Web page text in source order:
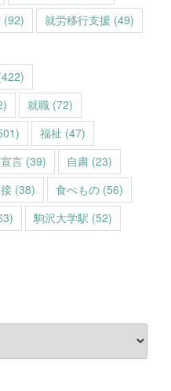
(92) 就労移行支援 (49)
就職 (72)
福祉 (47)
言 (39) 自粛 (23)
(38) 食べもの (56)
駒沢大学駅 (52)